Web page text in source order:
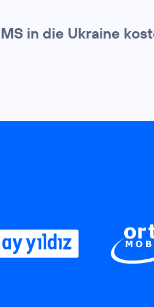
in die Ukraine